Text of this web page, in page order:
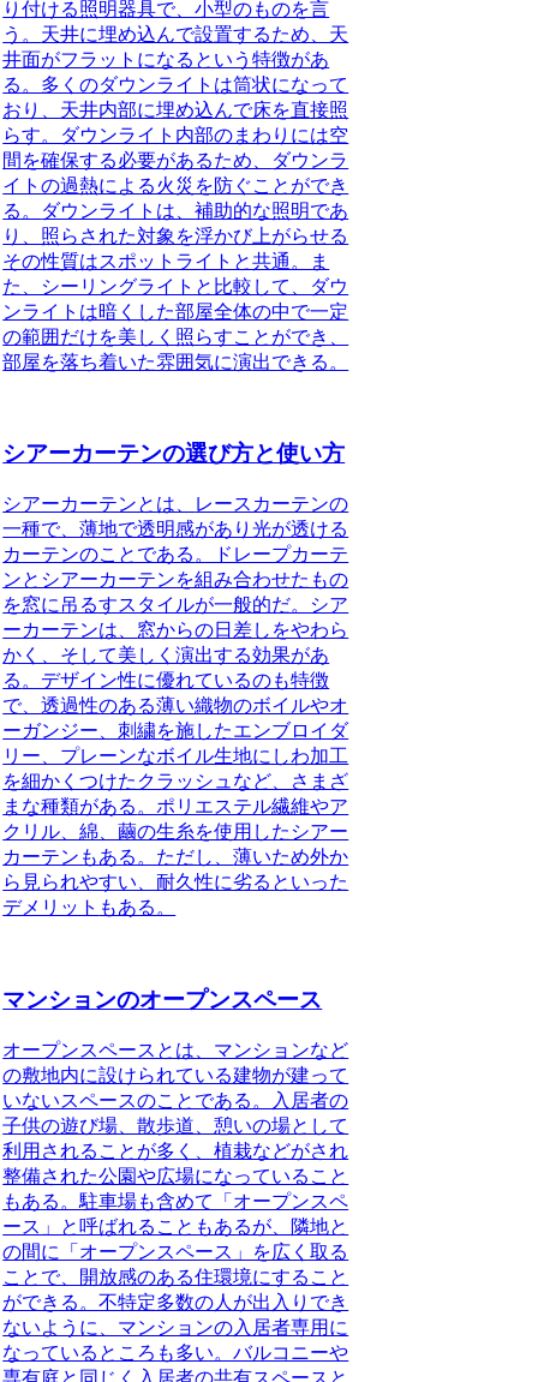
り付ける照明器具で、小型のものを言
う。 天井に埋め込んで設置するため、天
井面がフラットになるという特徴があ
る。多くのダウンライトは筒状になって
おり、天井内部に埋め込んで床を直接照
らす。ダウンライト内部のまわりには空
間を確保する必要があるため、
ダウンラ
イトの過熱による火災を防ぐことができ
る。
ダウンライトは、補助的な照明であ
り、照らされた対象を浮かび上がらせる
その性質はスポットライトと共通。ま
た、シーリングライトと比較して、ダウ
ンライトは暗くした部屋全体の中で一定
の範囲だけを美しく照らすことができ、
部屋を落ち着いた雰囲気に演出できる。
シアーカーテンの選び方と使い方
シアーカーテンとは、
レースカーテンの
一種で、薄地で透明感があり光が透ける
カーテンのことである 。ドレープカーテ
ンとシアーカーテンを組み合わせたもの
を窓に吊るすスタイルが一般的だ。シア
ーカーテンは、 窓からの日差しをやわら
かく、そして美しく演出する効果があ
る 。デザイン性に優れているのも特徴
で、透過性のある薄い織物のボイルやオ
ーガンジー、刺繍を施したエンブロイダ
リー、プレーンなボイル生地にしわ加工
を細かくつけたクラッシュなど、さまざ
まな種類がある 。ポリエステル繊維やア
クリル、綿、繭の生糸を使用したシアー
カーテンもある。ただし、薄いため外か
ら見られやすい、耐久性に劣るといった
デメリット もある。
マンションのオープンスペース
オープンスペースとは、マンションなど
の敷地内に設けられている建物が建って
いないスペースのことである。
入居者の
子供の遊び場、散歩道、憩いの場として
利用されることが多く、植栽などがされ
整備された公園や広場になっていること
もある。駐車場も含めて「オープンスペ
ース」と呼ばれることもあるが、隣地と
の間に「オープンスペース」を広く取る
ことで、開放感のある住環境にすること
ができる。不特定多数の人が出入りでき
ないように、マンションの入居者専用に
なっているところも多い。バルコニーや
専有庭と同じく入居者の共有スペースと